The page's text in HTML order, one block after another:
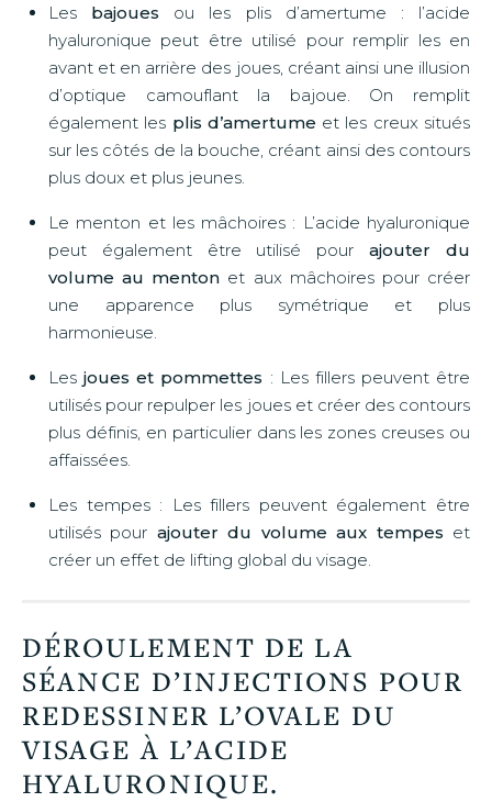
Les bajoues ou les plis d’amertume : l’acide
hyaluronique peut être utilisé pour remplir les en
avant et en arrière des joues, créant ainsi une illusion
d’optique camouflant la bajoue. On remplit
également les plis d’amertume et les creux situés
sur les côtés de la bouche, créant ainsi des contours
plus doux et plus jeunes.
Le menton et les mâchoires : L’acide hyaluronique
peut également être utilisé pourajouter du
volume au menton et aux mâchoires pour créer
une apparence plus symétrique et plus
harmonieuse.
Lesjoues et pommettes : Les fillers peuvent être
utilisés pour repulper les joues et créer des contours
plus définis, en particulier dans les zones creuses ou
affaissées.
Les tempes : Les fillers peuvent également être
utilisés pour ajouter du volume aux tempes et
créer un effet de lifting global du visage.
DÉROULEMENT DE LA
SÉANCE D’INJECTIONS POUR
REDESSINER L’OVALE DU
VISAGE À L’ACIDE
HYALURONIQUE.